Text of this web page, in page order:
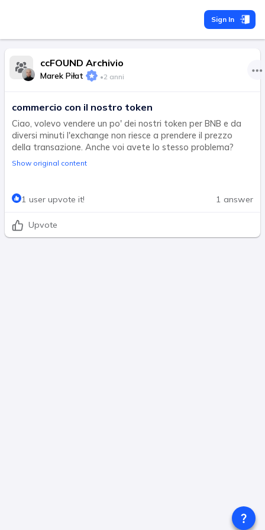
Sign In
ccFOUND Archivio
Marek Piłat •2 anni
commercio con il nostro token
Ciao, volevo vendere un po' dei nostri token per BNB e da
diversi minuti l'exchange non riesce a prendere il prezzo
della transazione. Anche voi avete lo stesso problema?
Show original content
1 user upvote it! 1 answer
Upvote